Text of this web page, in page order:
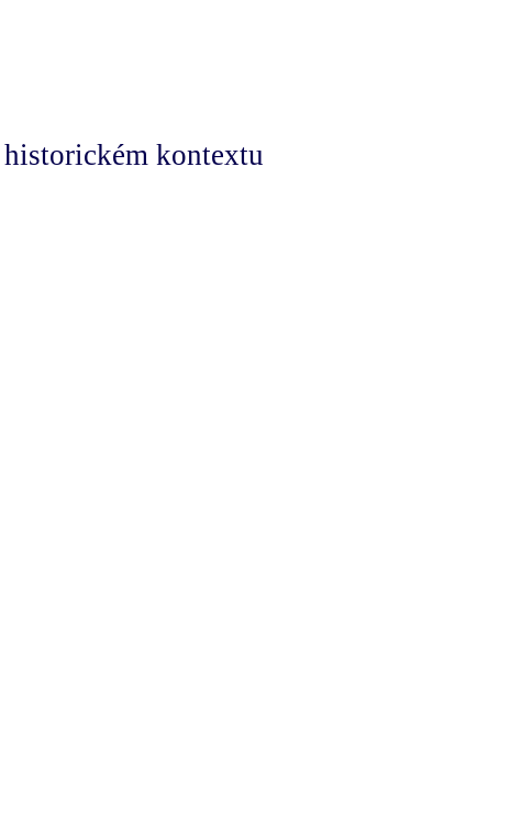
kontextu